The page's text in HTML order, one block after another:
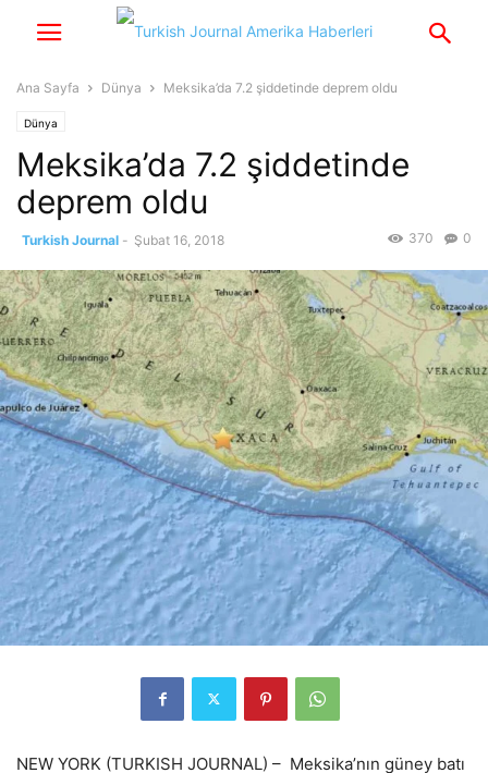
Ana Sayfa Dünya Meksika’da 7.2 şiddetinde deprem oldu
Dünya
Meksika’da 7.2 şiddetinde
deprem oldu
Turkish Journal - Şubat 16, 2018 0
370
NEW YORK (TURKISH JOURNAL) – Meksika’nın güney batı